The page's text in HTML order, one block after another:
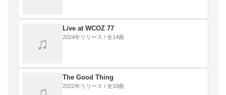
♫
Live at WCOZ 77
2024年リリース / 全14曲
The Good Thing
2022年リリース / 全10曲